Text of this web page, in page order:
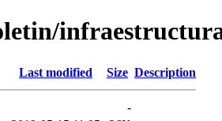
Last modified Size Description
-